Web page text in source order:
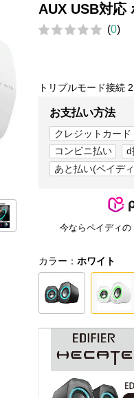
AUX USB対応
(0)
トリプルモード接続
お支払い方法
クレジットカード
コンビニ払い
d
あと払い(ペイデ
今ならペイディの
カラー： ホワイト